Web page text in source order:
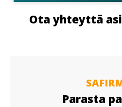
Ota yhteyttä
Parasta